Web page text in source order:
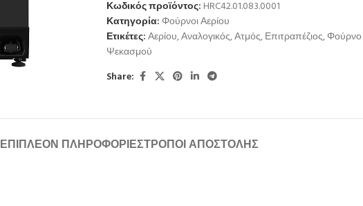
Κωδικός προϊόντος: HRC42.01.083.0001
Κατηγορία: Φούρνοι Αερίου
Ετικέτες:Αερίου,Αναλογικός,Ατμός,Επιτραπέζιος,Φούρνο
Ψεκασμού
Share:
ΕΠΙΠΛΈΟΝ ΠΛΗΡΟΦΟΡΊΕΣΤΡΌΠΟΙ ΑΠΟΣΤΟΛΉΣ